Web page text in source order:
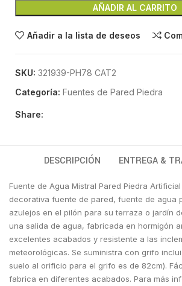
AÑADIR AL CARRITO
Añadir a la lista de deseos
SKU: 321939-PH78 CAT2
Categoría: Fuentes de Pared Piedra
Share:
DESCRIPCIÓN ENTREGA &
Fuente de Agua Mistral Pared Piedra
decorativa fuente de pared, fuente de agua
azulejos en el pilón para su terraza o jardín
una salida de agua, fabricada en hormigón
excelentes acabados y resistente a las
meteorológicas. Se suministra con grifo
suelo al orificio para el grifo es de 82cm).
fabrica en diferentes acabados. Para más